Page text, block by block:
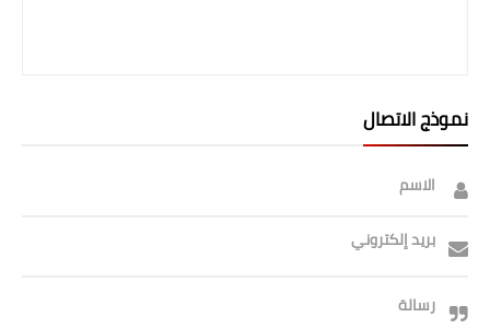
نموذج الاتصال
الاسم
بريد إلكتروني
رسالة